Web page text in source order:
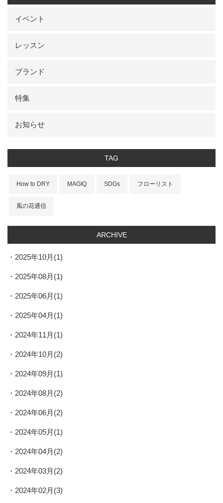
イベント
レッスン
ブランド
特集
お知らせ
TAG
How to DRY MAGIQ SDGs フローリスト
風の花通信
ARCHIVE
2025年10月(1)
2025年08月(1)
2025年06月(1)
2025年04月(1)
2024年11月(1)
2024年10月(2)
2024年09月(1)
2024年08月(2)
2024年06月(2)
2024年05月(1)
2024年04月(2)
2024年03月(2)
2024年02月(3)